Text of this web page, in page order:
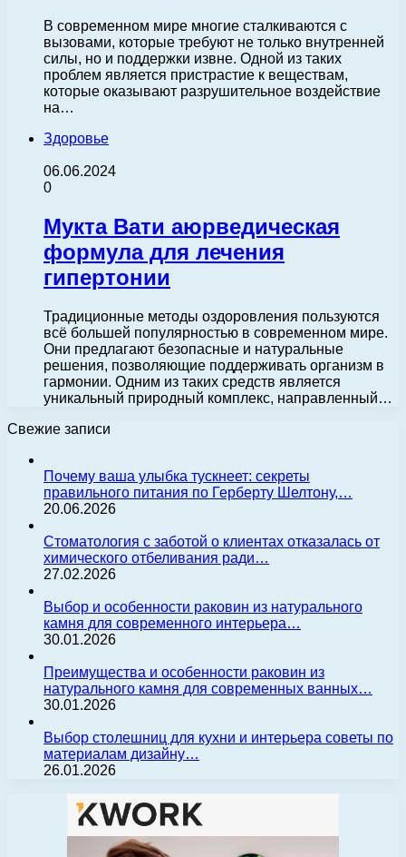
В современном мире многие сталкиваются с
вызовами, которые требуют не только внутренней
силы, но и поддержки извне. Одной из таких
проблем является пристрастие к веществам,
которые оказывают разрушительное воздействие
на…
Здоровье
06.06.2024
0
Мукта Вати аюрведическая
формула для лечения
гипертонии
Традиционные методы оздоровления пользуются
всё большей популярностью в современном мире.
Они предлагают безопасные и натуральные
решения, позволяющие поддерживать организм в
гармонии. Одним из таких средств является
уникальный природный комплекс, направленный…
Свежие записи
Почему ваша улыбка тускнеет: секреты
правильного питания по Герберту Шелтону,…
20.06.2026
Стоматология с заботой о клиентах отказалась от
химического отбеливания ради…
27.02.2026
Выбор и особенности раковин из натурального
камня для современного интерьера…
30.01.2026
Преимущества и особенности раковин из
натурального камня для современных ванных…
30.01.2026
Выбор столешниц для кухни и интерьера советы по
материалам дизайну…
26.01.2026